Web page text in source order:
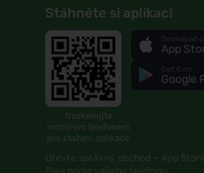
Stáhněte si aplikaci
Naskenujte
mobilním telefonem
pro stažení aplikace
App
Google
Otevře správný obchod – App
Play podle vašeho telefonu.